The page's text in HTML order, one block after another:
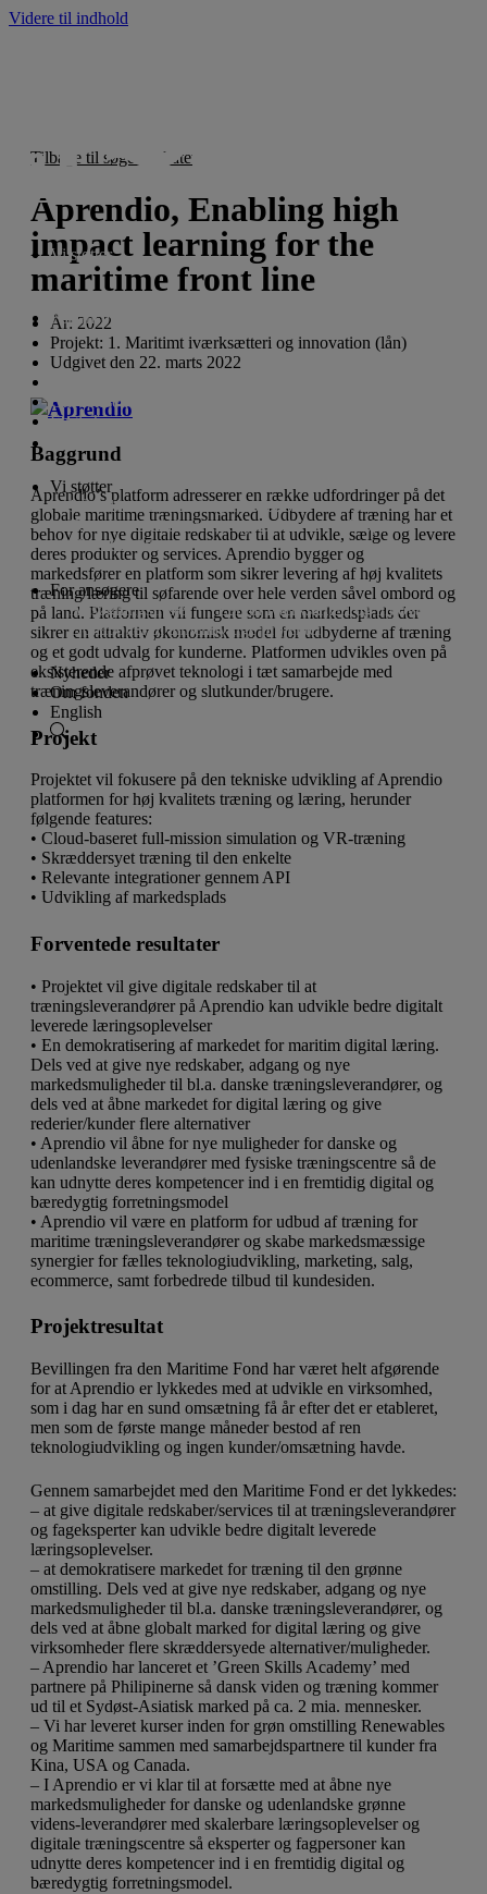
Videre til indhold
Vi støtter
For ansøgere
Om fonden
English
Vi støtter
Lån til iværksætteri og innovation
Donationer til almennyttige projekter
Projekter
Vi støtter ikke
For ansøgere
Ansøgningsfrister
Lån til iværksætteri og innovation
Donationer til almennyttige projekter
Nyheder
Om fonden
English
Tilbage til søgeresultatet
Aprendio, Enabling high
impact learning for the
maritime front line
År: 2022
Projekt: 1. Maritimt iværksætteri og innovation (lån)
Udgivet den 22. marts 2022
Baggrund
Aprendio’s platform adresserer en række udfordringer på det
globale maritime træningsmarked. Udbydere af træning har et
behov for nye digitale redskaber til at udvikle, sælge og levere
deres produkter og services. Aprendio bygger og
markedsfører en platform som sikrer levering af høj kvalitets
træning/læring til søfarende over hele verden såvel ombord og
på land. Platformen vil fungere som en markedsplads der
sikrer en attraktiv økonomisk model for udbyderne af træning
og et godt udvalg for kunderne. Platformen udvikles oven på
eksisterende afprøvet teknologi i tæt samarbejde med
træningsleverandører og slutkunder/brugere.
Projekt
Projektet vil fokusere på den tekniske udvikling af Aprendio
platformen for høj kvalitets træning og læring, herunder
følgende features:
• Cloud-baseret full-mission simulation og VR-træning
• Skræddersyet træning til den enkelte
• Relevante integrationer gennem API
• Udvikling af markedsplads
Forventede resultater
• Projektet vil give digitale redskaber til at
træningsleverandører på Aprendio kan udvikle bedre digitalt
leverede læringsoplevelser
• En demokratisering af markedet for maritim digital læring.
Dels ved at give nye redskaber, adgang og nye
markedsmuligheder til bl.a. danske træningsleverandører, og
dels ved at åbne markedet for digital læring og give
rederier/kunder flere alternativer
• Aprendio vil åbne for nye muligheder for danske og
udenlandske leverandører med fysiske træningscentre så de
kan udnytte deres kompetencer ind i en fremtidig digital og
bæredygtig forretningsmodel
• Aprendio vil være en platform for udbud af træning for
maritime træningsleverandører og skabe markedsmæssige
synergier for fælles teknologiudvikling, marketing, salg,
ecommerce, samt forbedrede tilbud til kundesiden.
Projektresultat
Bevillingen fra den Maritime Fond har været helt afgørende
for at Aprendio er lykkedes med at udvikle en virksomhed,
som i dag har en sund omsætning få år efter det er etableret,
men som de første mange måneder bestod af ren
teknologiudvikling og ingen kunder/omsætning havde.
Gennem samarbejdet med den Maritime Fond er det lykkedes:
– at give digitale redskaber/services til at træningsleverandører
og fageksperter kan udvikle bedre digitalt leverede
læringsoplevelser.
– at demokratisere markedet for træning til den grønne
omstilling. Dels ved at give nye redskaber, adgang og nye
markedsmuligheder til bl.a. danske træningsleverandører, og
dels ved at åbne globalt marked for digital læring og give
virksomheder flere skræddersyede alternativer/muligheder.
– Aprendio har lanceret et ’Green Skills Academy’ med
partnere på Philipinerne så dansk viden og træning kommer
ud til et Sydøst-Asiatisk marked på ca. 2 mia. mennesker.
– Vi har leveret kurser inden for grøn omstilling Renewables
og Maritime sammen med samarbejdspartnere til kunder fra
Kina, USA og Canada.
– I Aprendio er vi klar til at forsætte med at åbne nye
markedsmuligheder for danske og udenlandske grønne
videns-leverandører med skalerbare læringsoplevelser og
digitale træningscentre så eksperter og fagpersoner kan
udnytte deres kompetencer ind i en fremtidig digital og
bæredygtig forretningsmodel.